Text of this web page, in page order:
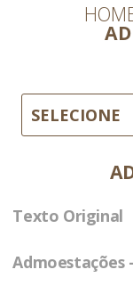
SELECIONE
Texto Original
Admoestações